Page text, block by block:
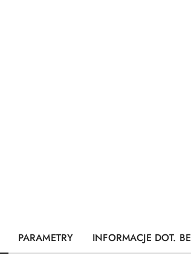
PARAMETRY INFORMACJE DOT.